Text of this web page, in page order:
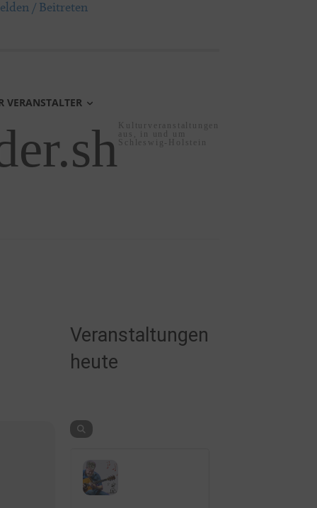
/ Beitreten
VERANSTALTER
Kulturveranstaltungen
aus, in und um
Schleswig-Holstein
Veranstaltungen
heute